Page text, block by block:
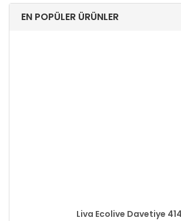
EN POPÜLER ÜRÜNLER
Liva Ecolive Davetiye